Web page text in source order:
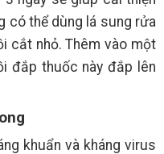
có thể dùng lá sung rửa
cắt nhỏ. Thêm vào một
đắp thuốc này đắp lên
khuẩn và kháng virus